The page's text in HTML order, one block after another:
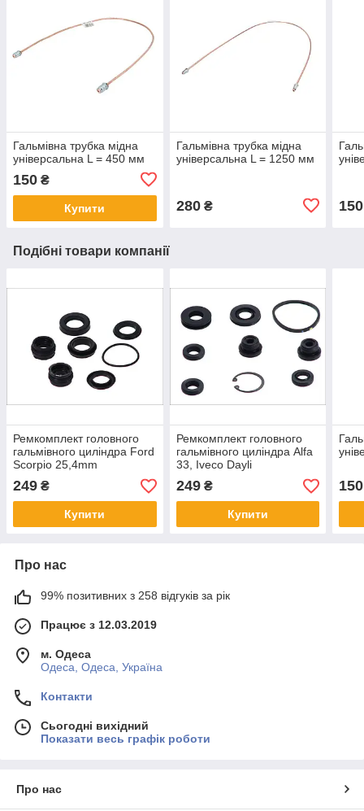
Гальмівна трубка мідна
універсальна L = 450 мм
150 ₴
Купити
Гальмівна трубка мідна
універсальна L = 1250 мм
280₴ 150
Подібні товари компанії
Ремкомплект головного
гальмівного циліндра Ford
Scorpio 25,4mm
249 ₴
Купити
Ремкомплект головного
гальмівного циліндра Alfa
33, Iveco Dayli
30.8/35.8/35.10 D=20,6mm
249₴
Купити
150
Про нас
99% позитивних з 258 відгуків за рік
Працює з 12.03.2019
м. Одеса
Одеса, Одеса, Україна
Контакти
Сьогодні вихідний
Показати весь графік роботи
Про нас